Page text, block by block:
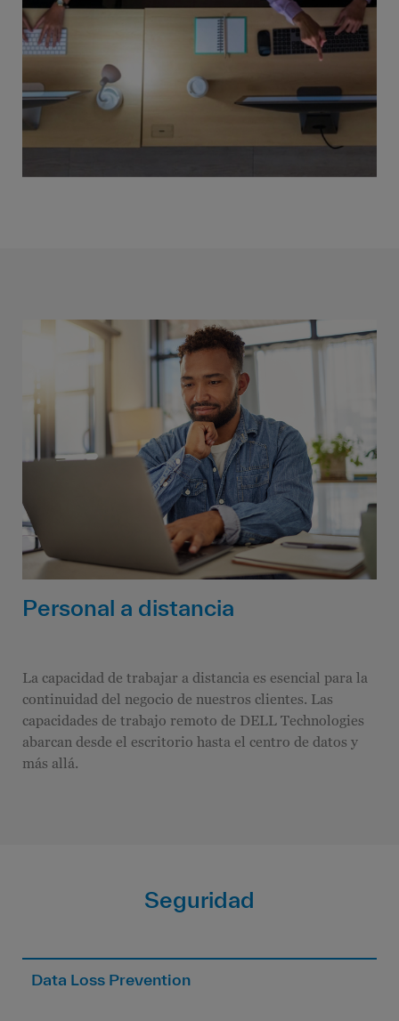
Personal a distancia
La capacidad de trabajar a distancia es esencial para la
continuidad del negocio de nuestros clientes. Las
capacidades de trabajo remoto de DELL Technologies
abarcan desde el escritorio hasta el centro de datos y
más allá.
Seguridad
Data Loss Prevention